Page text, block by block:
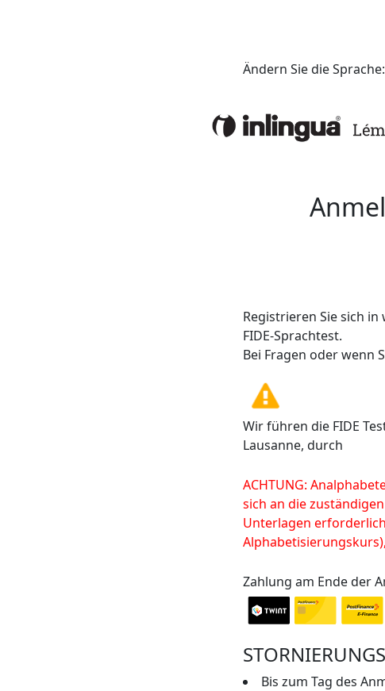
Ändern Sie die Sprache:
Registrieren Sie sich
FIDE-Sprachtest.
Bei Fragen oder wenn
Wir führen die FIDE
Lausanne, durch
ACHTUNG:
sich an die
Unterlagen
Zahlung am Ende der
Bis zum Tag des